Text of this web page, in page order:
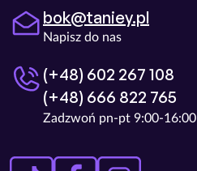
bok@taniey.pl
Napisz do nas
(+48) 602 267 108
(+48) 666 822 765
Zadzwoń pn-pt 9:00-16:00